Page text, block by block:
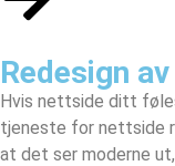
Redesign
Hvis nettside ditt
tjeneste for nettside
at det ser moderne